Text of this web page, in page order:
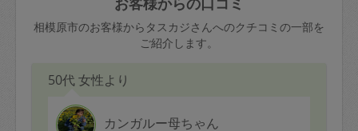
相模原市のお客様からタスカジさんへのクチコミの一部を
ご紹介します。
50代 女性より
カンガルー母ちゃん